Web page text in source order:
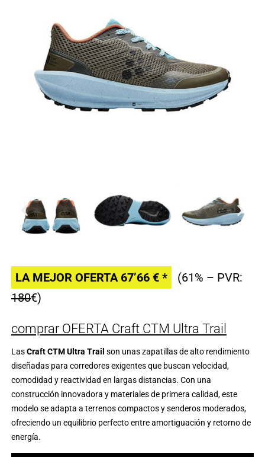
LA MEJOR OFERTA 67’66 € *
(61% – PVR:
180€)
comprar OFERTA Craft CTM Ultra Trail
LasCraft CTM Ultra Trail son unas zapatillas de alto rendimiento
diseñadas para corredores exigentes que buscan velocidad,
comodidad y reactividad en largas distancias. Con una
construcción innovadora y materiales de primera calidad, este
modelo se adapta a terrenos compactos y senderos moderados,
ofreciendo un equilibrio perfecto entre amortiguación y retorno de
energía.